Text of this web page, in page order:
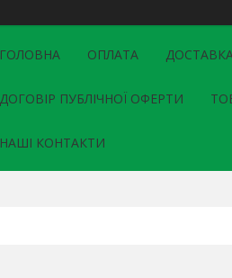
ГОЛОВНА ОПЛАТА
ДОГОВІР ПУБЛІЧНОЇ ОФЕРТИ
НАШІ КОНТАКТИ